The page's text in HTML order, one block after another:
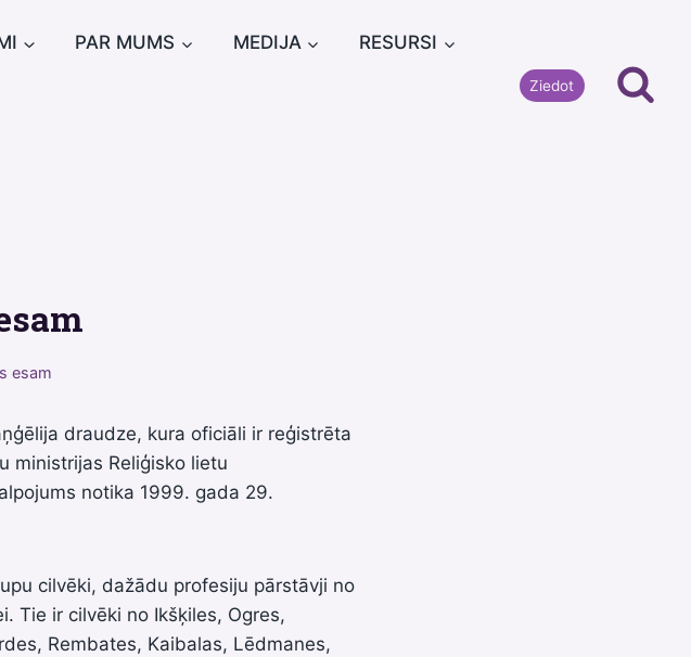
PAR MUMS MEDIJA RESURSI
Ziedot
esam
draudze, kura oficiāli ir reģistrēta
ministrijas Reliģisko lietu
notika 1999. gada 29.
cilvēki, dažādu profesiju pārstāvji no
Tie ir cilvēki no Ikšķiles, Ogres,
Rembates, Kaibalas, Lēdmanes,